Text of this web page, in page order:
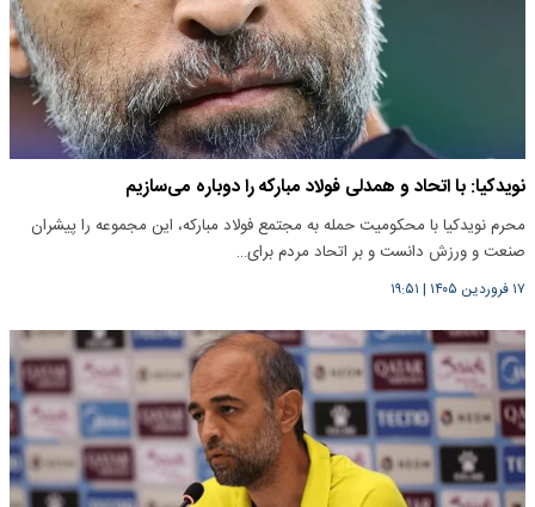
‌نویدکیا: با اتحاد و همدلی فولاد مبارکه را دوباره می‌سازیم
محرم نویدکیا با محکومیت حمله به مجتمع فولاد مبارکه، این مجموعه را پیشران
صنعت و ورزش دانست و بر اتحاد مردم برای…
۱۷ فروردین ۱۴۰۵ | ۱۹:۵۱